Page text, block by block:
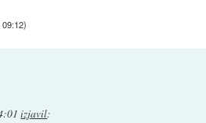
09:12)
izjavil: